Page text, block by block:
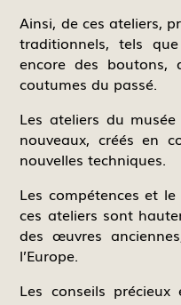
Ainsi, de ces ateliers,
traditionnels, tels
encore des boutons,
coutumes du passé.
Les ateliers du
nouveaux, créés en
nouvelles techniques.
Les compétences et
ces ateliers sont
des œuvres
l’Europe.
Les conseils